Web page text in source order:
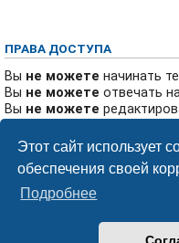
Этот сайт использует
обеспечения своей
Подробнее
ПРАВА ДОСТУПА
Вы не можете начинать
Вы не можете отвечать
Вы не можете
Выне можетедобавлять
Создано на основе